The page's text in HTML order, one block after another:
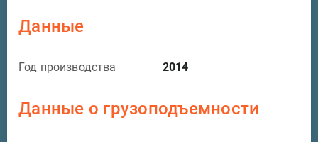
Данные
Год производства 2014
Данные о грузоподъемности